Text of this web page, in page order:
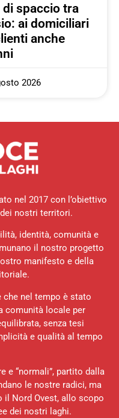
spaccio tra
ai domiciliari
anche
2026
nel 2017 con l’obiettivo
nostri territori.
identità, comunità e
il nostro progetto
manifesto e della
che nel tempo è stato
comunità locale per
senza tesi
e qualità al tempo
e “normali”, partito dalla
le nostre radici, ma
Nord Ovest, allo scopo
dei nostri laghi.